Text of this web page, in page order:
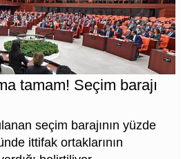
tamam! Seçim barajı
seçim barajının yüzde
ittifak ortaklarının